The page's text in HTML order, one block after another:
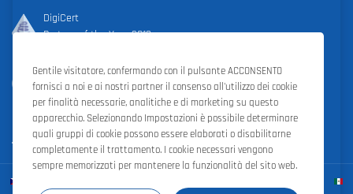
DigiCert
Partner of the Year 2019
Outstanding Sales Performance Award 2018, 2019, 2020, 2021,
2022
Gentile visitatore, confermando con il pulsante ACCONSENTO
fornisci a noi e ai nostri partner il consenso all'utilizzo dei cookie
per finalità necessarie, analitiche e di marketing su questo
apparecchio. Selezionando Impostazioni è possibile determinare
quali gruppi di cookie possono essere elaborati o disabilitarne
completamente il trattamento. I cookie necessari vengono
sempre memorizzati per mantenere la funzionalità del sito web.